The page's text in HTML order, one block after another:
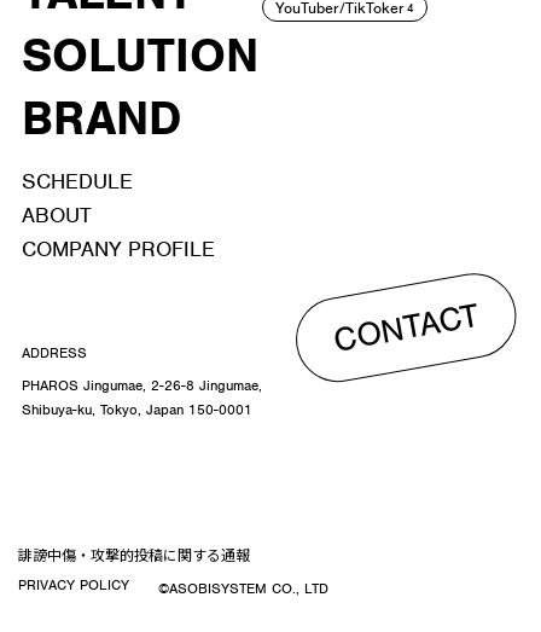
SOLUTION
BRAND
YouTuber/TikToker4
SCHEDULE
ABOUT
COMPANY PROFILE
CONTACT
ADDRESS
PHAROS Jingumae, 2-26-8 Jingumae,
Shibuya-ku, Tokyo, Japan 150-0001
誹謗中傷・攻撃的投稿に関する通報
PRIVACY POLICY
©ASOBISYSTEM CO., LTD